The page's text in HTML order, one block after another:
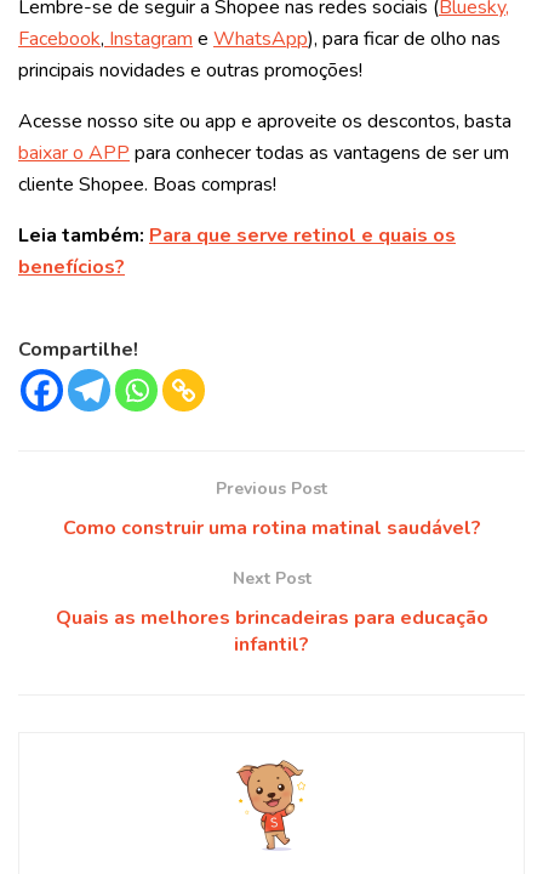
Lembre-se de seguir a Shopee nas redes sociais (Bluesky,
Facebook, Instagram e WhatsApp), para ficar de olho nas
principais novidades e outras promoções!
Acesse nosso site ou app e aproveite os descontos, basta
baixar o APP para conhecer todas as vantagens de ser um
cliente Shopee. Boas compras!
Leia também: Para que serve retinol e quais os
benefícios?
Compartilhe!
Previous Post
Como construir uma rotina matinal saudável?
Next Post
Quais as melhores brincadeiras para educação
infantil?